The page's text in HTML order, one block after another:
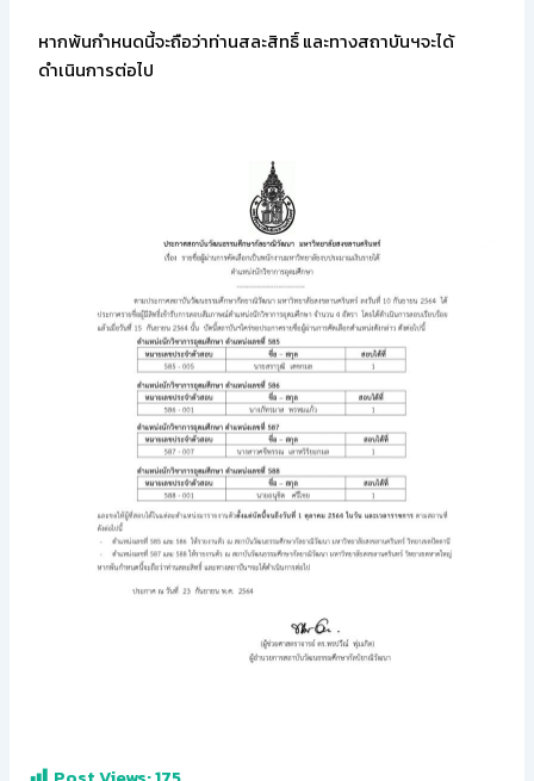
หากพ้นกำหนดนี้จะถือว่าท่านสละสิทธิ์ และทางสถาบันฯจะได้
ดำเนินการต่อไป